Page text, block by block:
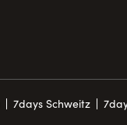
7days Schweitz